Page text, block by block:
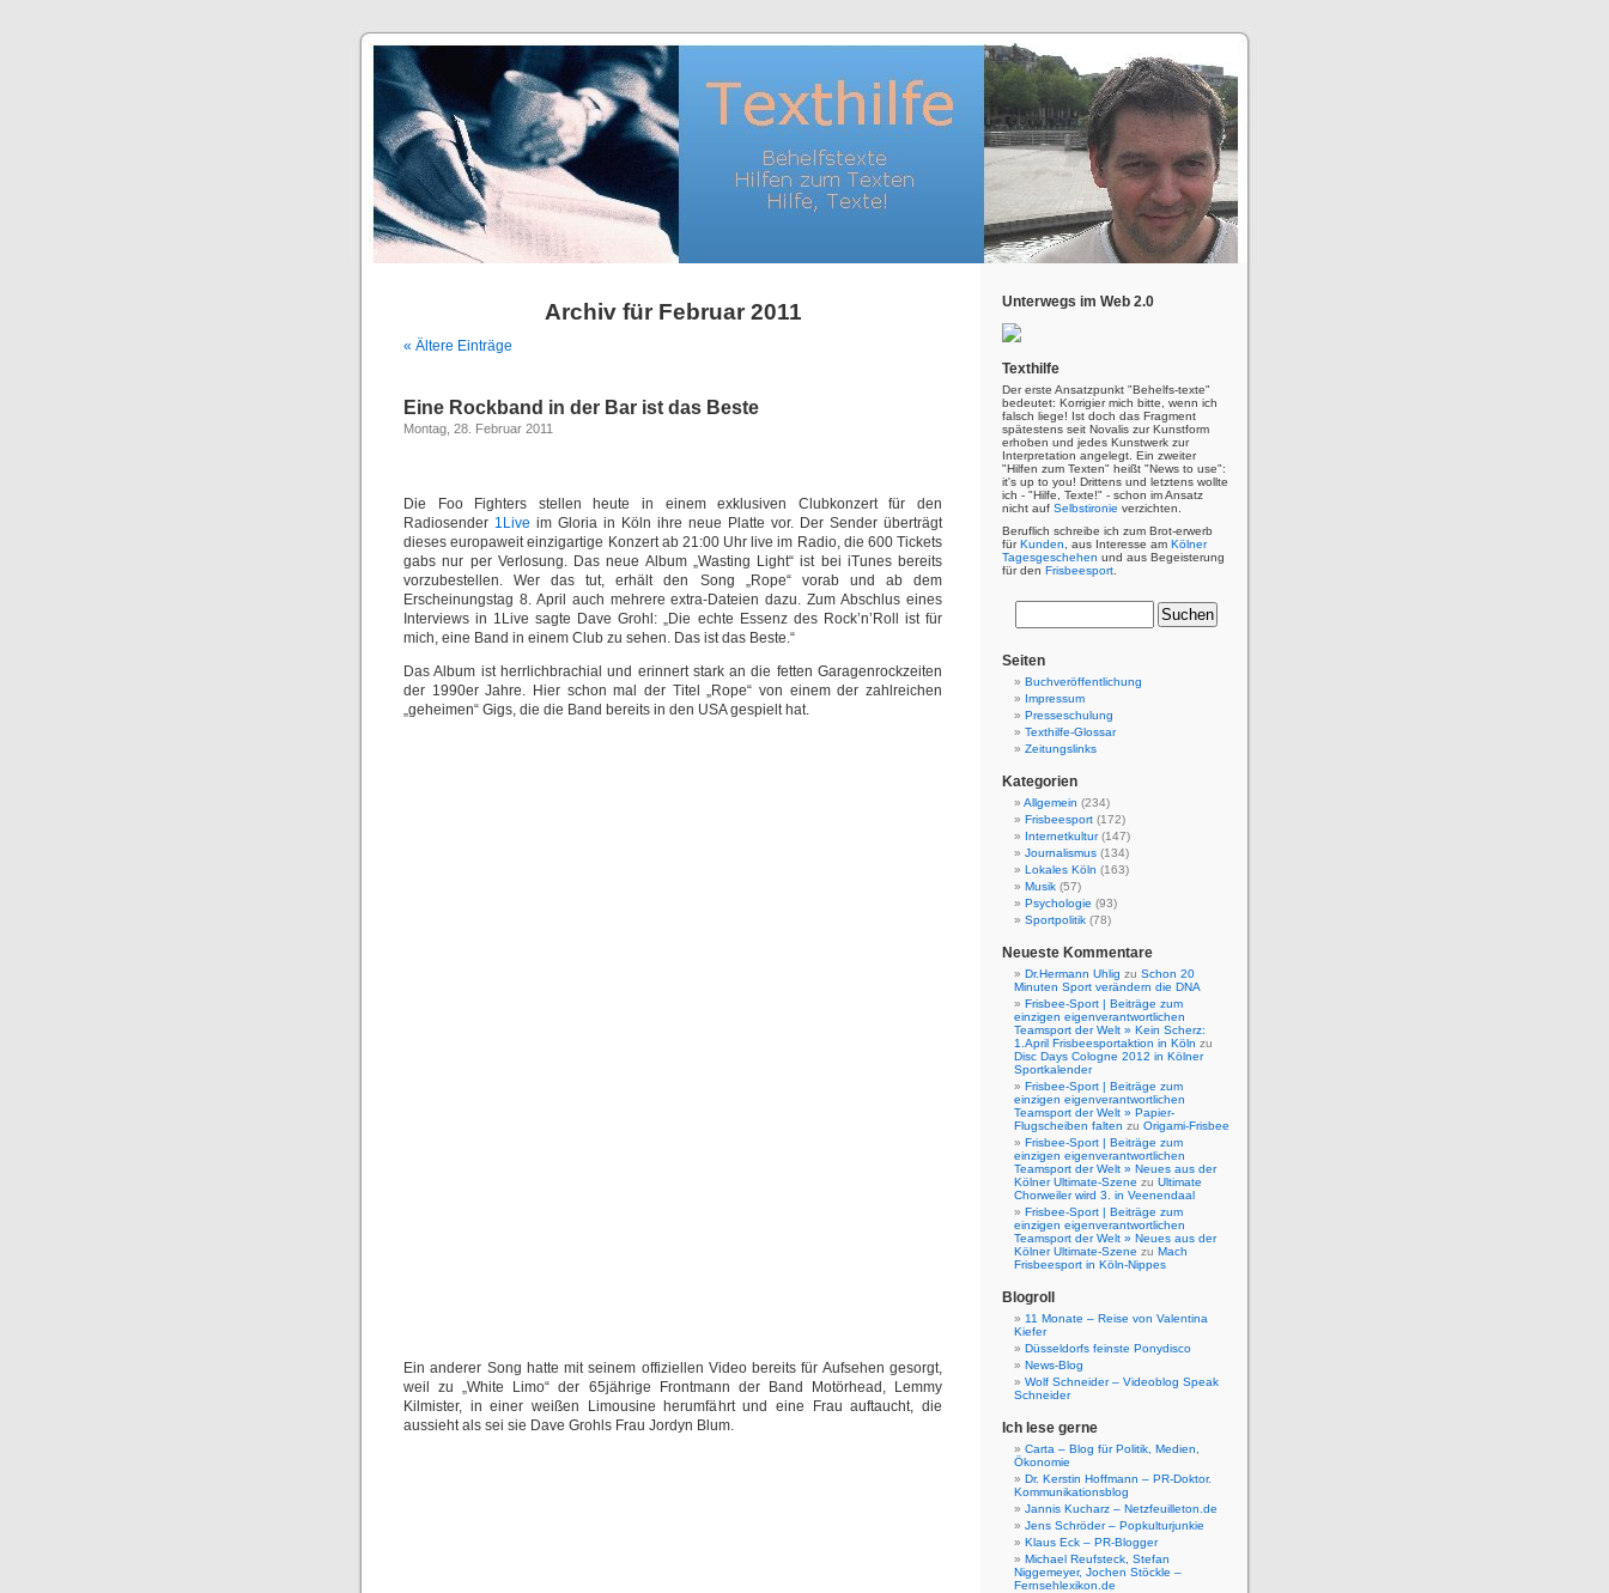
Archiv für Februar 2011
« Ältere Einträge
Eine Rockband in der Bar ist das Beste
Montag, 28. Februar 2011
Die Foo Fighters stellen heute in einem exklusiven Clubkonzert für den
Radiosender 1Live im Gloria in Köln ihre neue Platte vor. Der Sender überträgt
dieses europaweit einzigartige Konzert ab 21:00 Uhr live im Radio, die 600 Tickets
gabs nur per Verlosung. Das neue Album „Wasting Light“ ist bei iTunes bereits
vorzubestellen. Wer das tut, erhält den Song „Rope“ vorab und ab dem
Erscheinungstag 8. April auch mehrere extra-Dateien dazu. Zum Abschlus eines
Interviews in 1Live sagte Dave Grohl: „Die echte Essenz des Rock’n’Roll ist für
mich, eine Band in einem Club zu sehen. Das ist das Beste.“
Das Album ist herrlichbrachial und erinnert stark an die fetten Garagenrockzeiten
der 1990er Jahre. Hier schon mal der Titel „Rope“ von einem der zahlreichen
„geheimen“ Gigs, die die Band bereits in den USA gespielt hat.
Ein anderer Song hatte mit seinem offiziellen Video bereits für Aufsehen gesorgt,
weil zu „White Limo“ der 65jährige Frontmann der Band Motörhead, Lemmy
Kilmister, in einer weißen Limousine herumfährt und eine Frau auftaucht, die
aussieht als sei sie Dave Grohls Frau Jordyn Blum.
Unterwegs im Web 2.0
Texthilfe
Der erste Ansatzpunkt "Behelfs-texte"
bedeutet: Korrigier mich bitte, wenn ich
falsch liege! Ist doch das Fragment
spätestens seit Novalis zur Kunstform
erhoben und jedes Kunstwerk zur
Interpretation angelegt. Ein zweiter
"Hilfen zum Texten" heißt "News to use":
it's up to you! Drittens und letztens wollte
ich - "Hilfe, Texte!" - schon im Ansatz
nicht auf Selbstironie verzichten.
Beruflich schreibe ich zum Brot-erwerb
fürKunden , aus Interesse am Kölner
Tagesgeschehen und aus Begeisterung
für den Frisbeesport
Seiten
Buchveröffentlichung
Impressum
Presseschulung
Texthilfe-Glossar
Zeitungslinks
Kategorien
Allgemein (234)
Frisbeesport (172)
Internetkultur(147)
Journalismus (134)
Lokales Köln (163)
Musik (57)
Psychologie (93)
Sportpolitik (78)
Neueste Kommentare
Dr.Hermann Uhlig zu Schon 20
Minuten Sport verändern die DNA
Frisbee-Sport | Beiträge zum
einzigen eigenverantwortlichen
Teamsport der Welt » Kein Scherz:
1.April Frisbeesportaktion in Köln zu
Disc Days Cologne 2012 in Kölner
Sportkalender
Frisbee-Sport | Beiträge zum
einzigen eigenverantwortlichen
Teamsport der Welt » Papier-
Flugscheiben falten zu Origami-Frisbee
Frisbee-Sport | Beiträge zum
einzigen eigenverantwortlichen
Teamsport der Welt » Neues aus der
Kölner Ultimate-Szene zu Ultimate
Chorweiler wird 3. in Veenendaal
Frisbee-Sport | Beiträge zum
einzigen eigenverantwortlichen
Teamsport der Welt » Neues aus der
Kölner Ultimate-Szene zu Mach
Frisbeesport in Köln-Nippes
Blogroll
11 Monate – Reise von Valentina
Kiefer
Düsseldorfs feinste Ponydisco
News-Blog
Wolf Schneider – Videoblog Speak
Schneider
Ich lese gerne
Carta – Blog für Politik, Medien,
Ökonomie
Dr. Kerstin Hoffmann – PR-Doktor.
Kommunikationsblog
Jannis Kucharz – Netzfeuilleton.de
Jens Schröder – Popkulturjunkie
Klaus Eck – PR-Blogger
Michael Reufsteck, Stefan
Niggemeyer, Jochen Stöckle –
Fernsehlexikon.de